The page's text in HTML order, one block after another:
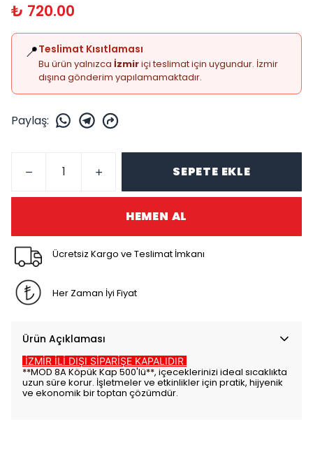
₺ 720.00
📍Teslimat Kısıtlaması
Bu ürün yalnızca İzmiriçi teslimat için uygundur. İzmir
dışına gönderim yapılamamaktadır.
Paylaş:
SEPETE EKLE
HEMEN AL
Ücretsiz Kargo ve Teslimat İmkanı
Her Zaman İyi Fiyat
Ürün Açıklaması
İZMİR İLİ DIŞI SİPARİŞE KAPALIDIR
**MOD 8A Köpük Kap 500'lü**, içeceklerinizi ideal sıcaklıkta
uzun süre korur. İşletmeler ve etkinlikler için pratik, hijyenik
ve ekonomik bir toptan çözümdür.